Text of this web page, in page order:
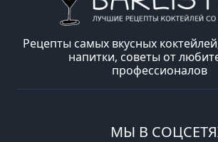
Рецепты самых вкусных
напитки, советы от
профессионалов
МЫ В